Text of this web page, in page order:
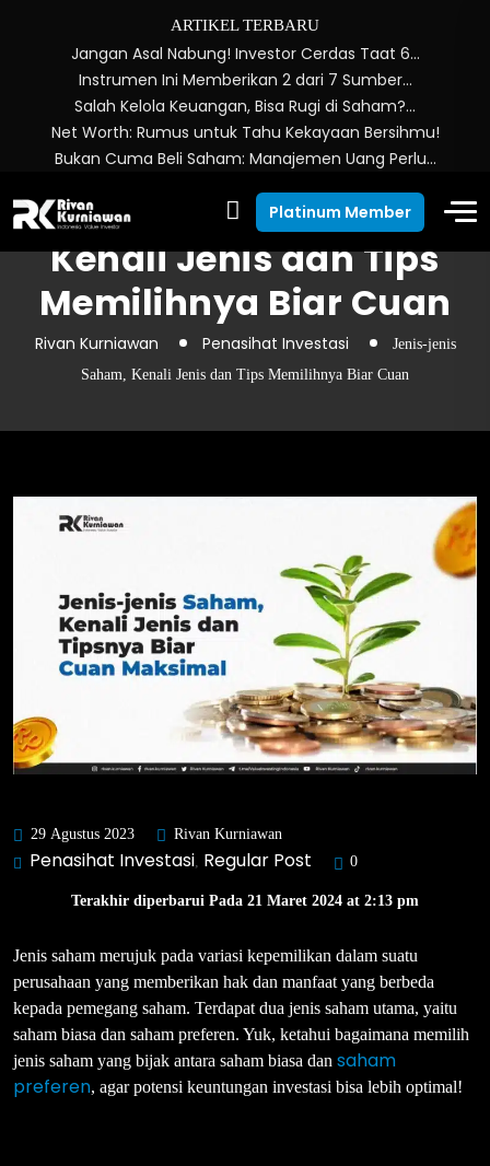
ARTIKEL TERBARU
Jangan Asal Nabung! Investor Cerdas Taat 6…
Instrumen Ini Memberikan 2 dari 7 Sumber…
Salah Kelola Keuangan, Bisa Rugi di Saham?…
Net Worth: Rumus untuk Tahu Kekayaan Bersihmu!
Bukan Cuma Beli Saham: Manajemen Uang Perlu…
Platinum Member
Jenis-jenis Saham,
Kenali Jenis dan Tips
Memilihnya Biar Cuan
Rivan Kurniawan Penasihat Investasi
Jenis-jenis
Saham, Kenali Jenis dan Tips Memilihnya Biar Cuan
29 Agustus 2023 Rivan Kurniawan
Penasihat Investasi Regular Post 0
Terakhir diperbarui Pada 21 Maret 2024 at 2:13 pm
Jenis saham merujuk pada variasi kepemilikan dalam suatu
perusahaan yang memberikan hak dan manfaat yang berbeda
kepada pemegang saham. Terdapat dua jenis saham utama, yaitu
saham biasa dan saham preferen. Yuk, ketahui bagaimana memilih
jenis saham yang bijak antara saham biasa dan saham
preferen, agar potensi keuntungan investasi bisa lebih optimal!